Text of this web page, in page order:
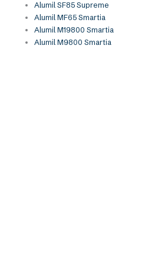
Alumil SF85 Supreme
Alumil MF65 Smartia
Alumil M19800 Smartia
Alumil M9800 Smartia